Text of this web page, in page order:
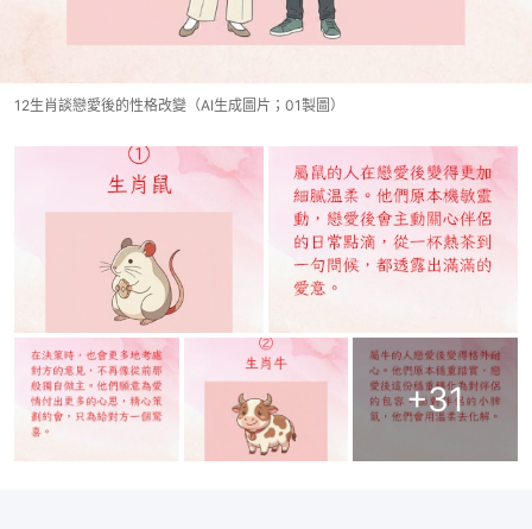
12生肖談戀愛後的性格改變（AI生成圖片；01製圖）
+31